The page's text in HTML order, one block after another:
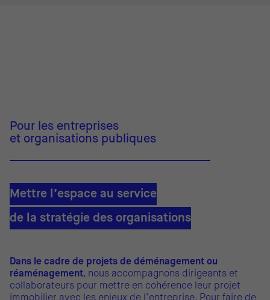
Pour les entreprises
et organisations publiques
Mettre l’espace au service
de la stratégie des organisations
Dans le cadre de projets de déménagement ou
réaménagement, nous accompagnons dirigeants et
collaborateurs pour mettre en cohérence leur projet